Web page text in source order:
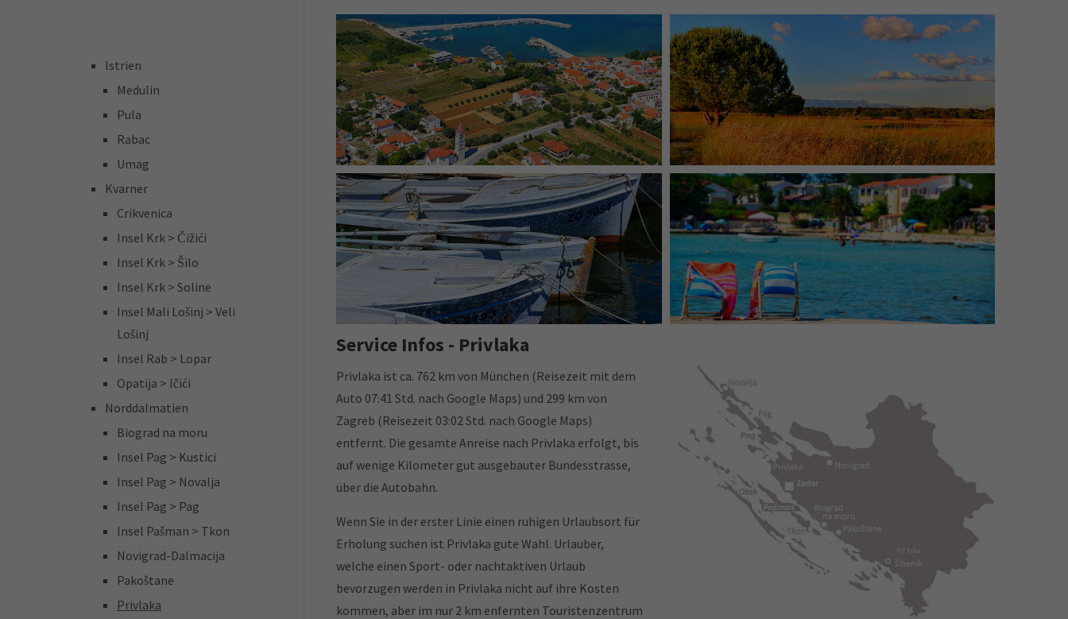
Privlaka | Malerischer Urlaubsort an der Riviera von Zadar
Privlaka | Nordöstlich liegt die alte kroatische
Residenzstadt Nin und im Westen die Insel Vir
Privlaka | Umgeben von den schönsten Sandstränden der
Region auf Halbinsel Ravni kotari
Privlaka | Der Strand Skrapavac in Privlaka
Service Infos - Privlaka
Privlaka ist ca. 762 km von München (Reisezeit mit dem
Auto 07:41 Std. nach Google Maps) und 299 km von
Zagreb (Reisezeit 03:02 Std. nach Google Maps)
entfernt. Die gesamte Anreise nach Privlaka erfolgt, bis
auf wenige Kilometer gut ausgebauter Bundesstrasse,
über die Autobahn.
Wenn Sie in der erster Linie einen ruhigen Urlaubsort für
Erholung suchen ist Privlaka gute Wahl. Urlauber,
welche einen Sport- oder nachtaktiven Urlaub
bevorzugen werden in Privlaka nicht auf ihre Kosten
kommen, aber im nur 2 km enfernten Touristenzentrum
Istrien
Medulin
Pula
Rabac
Umag
Kvarner
Crikvenica
Insel Krk > Čižići
Insel Krk > Šilo
Insel Krk > Soline
Insel Mali Lošinj > Veli
Lošinj
Insel Rab > Lopar
Opatija > Ičići
Norddalmatien
Biograd na moru
Insel Pag > Kustici
Insel Pag > Novalja
Insel Pag > Pag
Insel Pašman > Tkon
Novigrad-Dalmacija
Pakoštane
Privlaka